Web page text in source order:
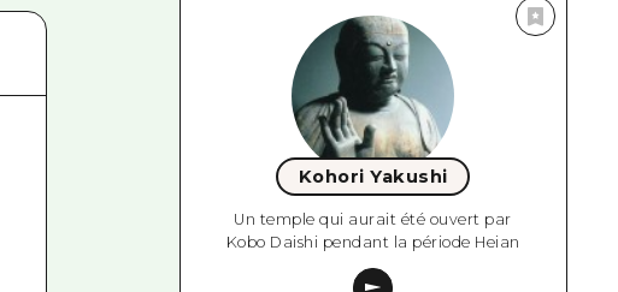
Kohori Yakushi
Un temple qui aurait été ouvert par
Kobo Daishi pendant la période Heian